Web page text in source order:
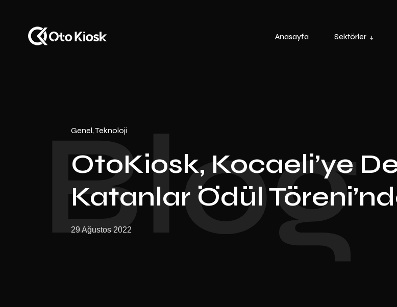
Anasayfa Sektörler
Genel Teknoloji
OtoKiosk, Kocaeli’ye
Katanlar Ödül
29 Ağustos 2022
Blog